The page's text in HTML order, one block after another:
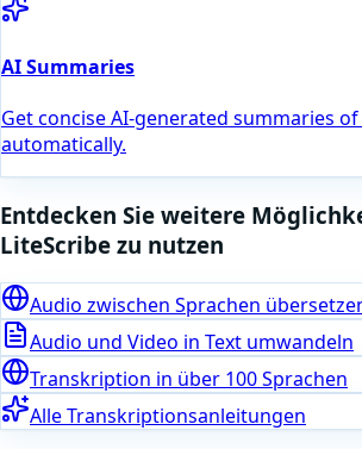
AI Summaries
Get concise AI-generated summaries
automatically.
Entdecken Sie weitere
LiteScribe zu nutzen
Audio zwischen Sprachen
Audio und Video in Text umwandeln
Transkription in über 100 Sprachen
Alle Transkriptionsanleitungen